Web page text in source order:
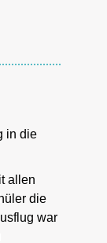
in die
allen
die
war